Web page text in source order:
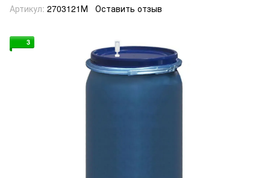
Артикул: 2703121М Оставить отзыв
3